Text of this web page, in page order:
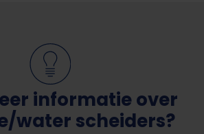
informatie over
water scheiders?